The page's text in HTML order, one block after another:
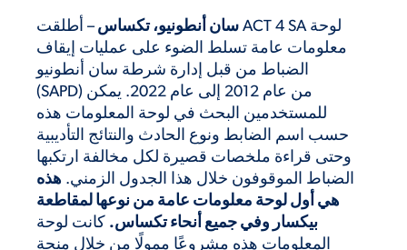
سان أنطونيو، تكساس– أطلقت ACT 4 SA لوحة
معلومات عامة تسلط الضوء على عمليات إيقاف
الضباط من قبل إدارة شرطة سان أنطونيو
(SAPD) من عام 2012 إلى عام 2022. يمكن
للمستخدمين البحث في لوحة المعلومات هذه
حسب اسم الضابط ونوع الحادث والنتائج التأديبية
وحتى قراءة ملخصات قصيرة لكل مخالفة ارتكبها
الضباط الموقوفون خلال هذا الجدول الزمني. هذه
هي أول لوحة معلومات عامة من نوعها لمقاطعة
بيكسار وفي جميع أنحاء تكساس. كانت لوحة
المعلومات هذه مشروعًا ممولًا من خلال منحة